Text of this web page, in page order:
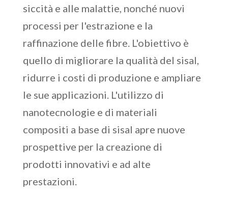
siccità e alle malattie, nonché nuovi
processi per l'estrazione e la
raffinazione delle fibre. L'obiettivo è
quello di migliorare la qualità del sisal,
ridurre i costi di produzione e ampliare
le sue applicazioni. L'utilizzo di
nanotecnologie e di materiali
compositi a base di sisal apre nuove
prospettive per la creazione di
prodotti innovativi e ad alte
prestazioni.